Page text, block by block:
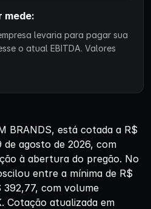
mede:
levaria para pagar sua
o atual EBITDA. Valores
BRANDS, está cotada a R$
agosto de 2026, com
à abertura do pregão. No
entre a mínima de R$
392,77, com volume
Cotação atualizada em